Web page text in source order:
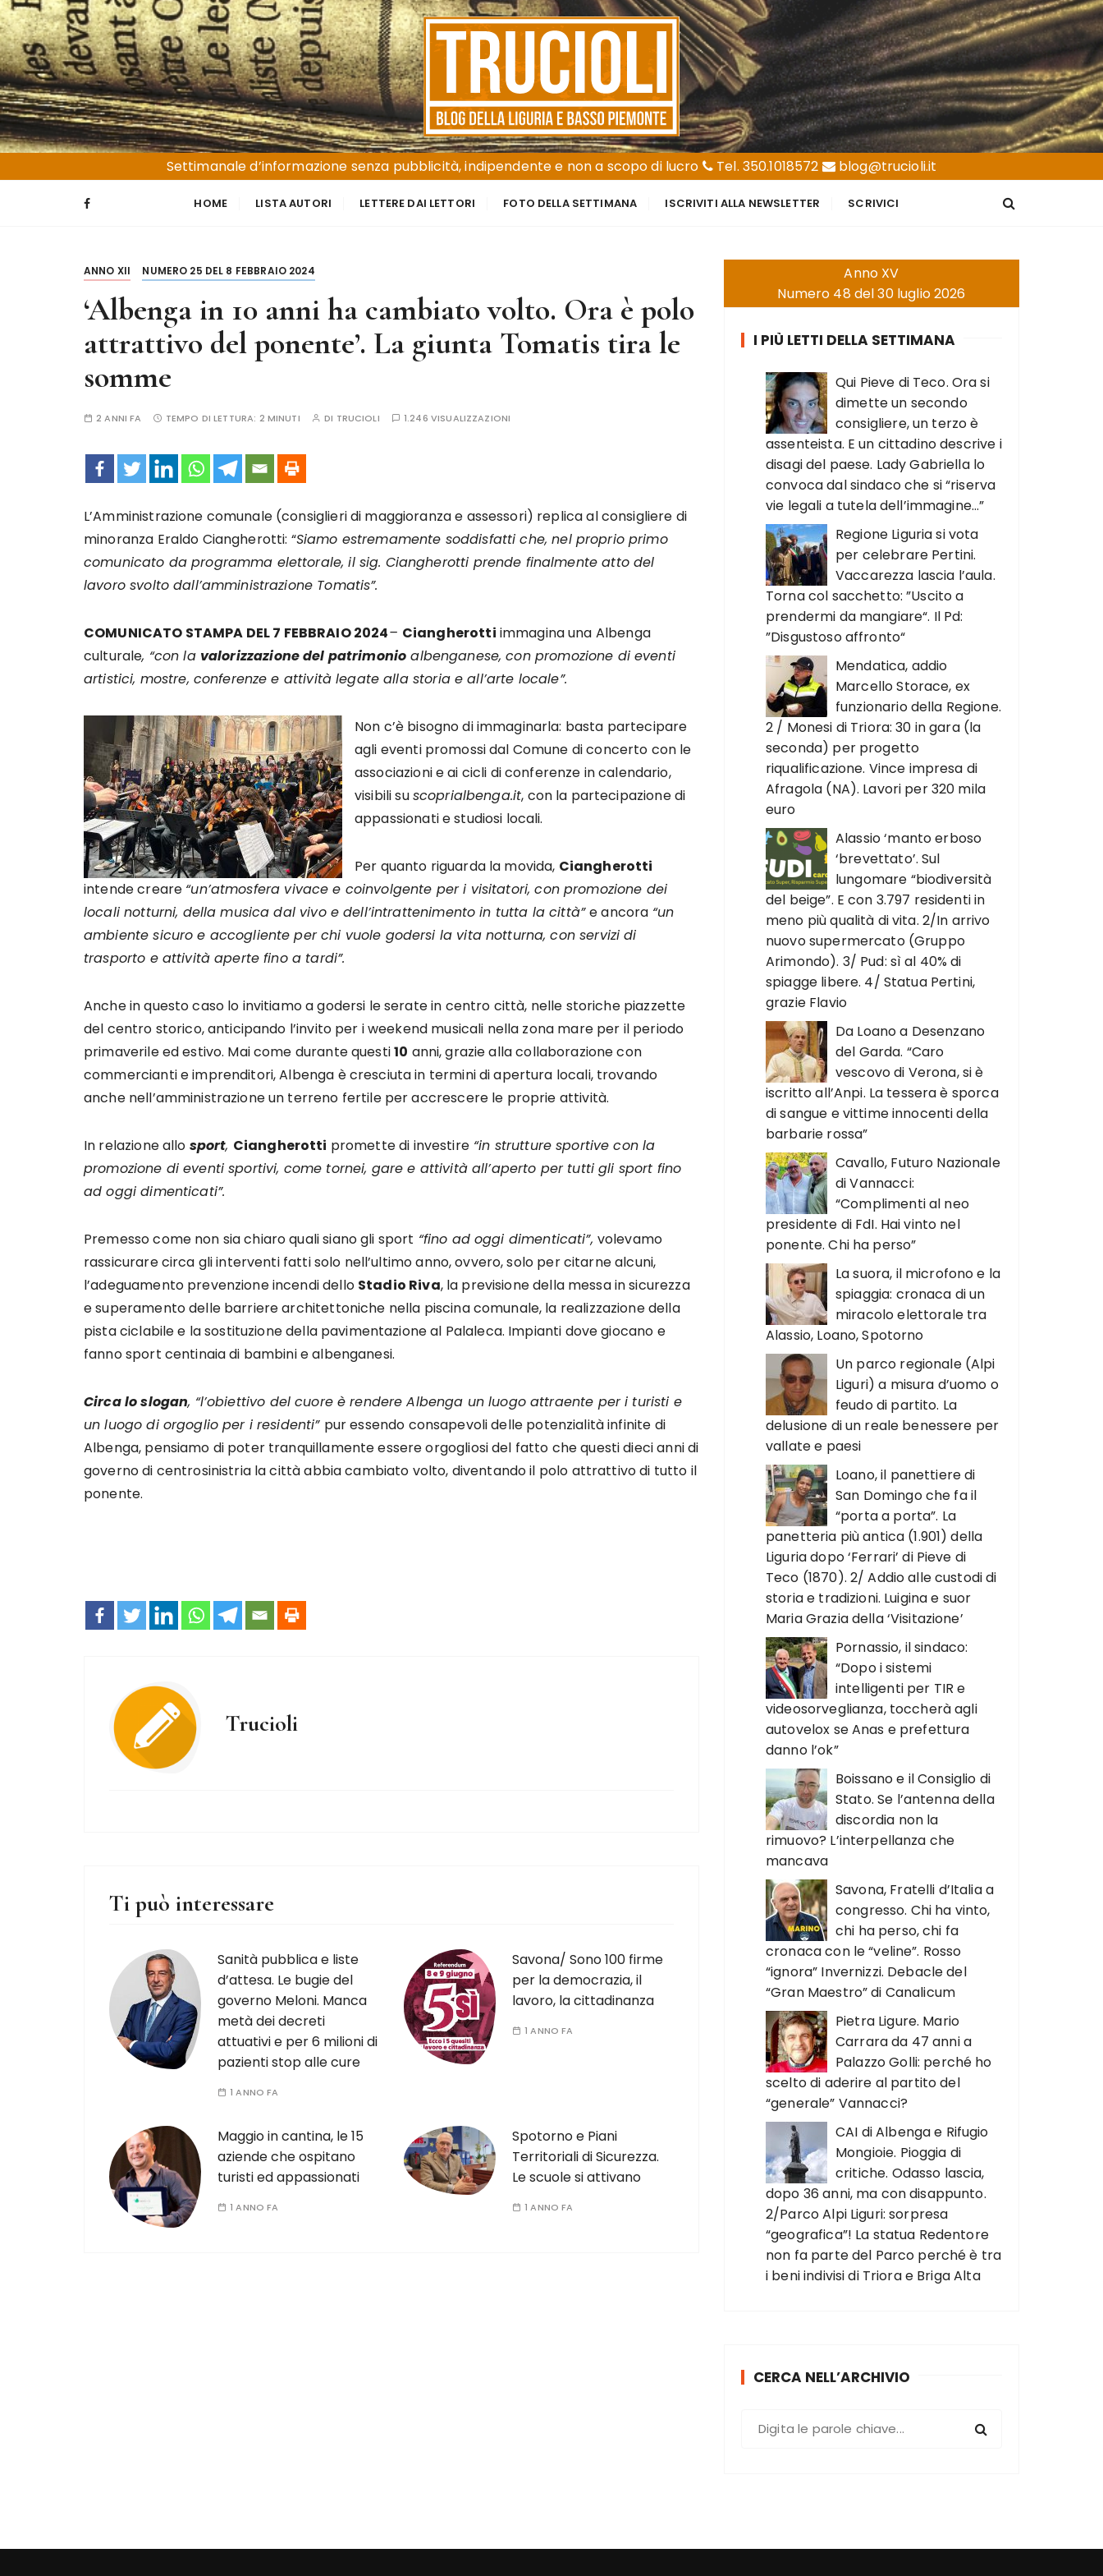
S
a
l
t
a
a
l
c
Trucioli
Liguria e Basso Piemonte
Settimanale d’informazione senza pubblicità, indipendente e non a scopo di lucro
Tel. 350.1018572 blog@trucioli.it
HOME LISTA AUTORI LETTERE DAI LETTORI FOTO DELLA SETTIMANA ISCRIVITI ALLA NEWSLETTER SCRIVICI
ANNO XII NUMERO 25 DEL 8 FEBBRAIO 2024
‘Albenga in 10 anni ha cambiato volto. Ora è polo
attrattivo del ponente’. La giunta Tomatis tira le
somme
2 ANNI FA TEMPO DI LETTURA: 2 MINUTI DI TRUCIOLI 1.246 VISUALIZZAZIONI
L’Amministrazione comunale (consiglieri di maggioranza e assessori) replica al consigliere di
minoranza Eraldo Ciangherotti: “Siamo estremamente soddisfatti che, nel proprio primo
comunicato da programma elettorale, il sig. Ciangherotti prende finalmente atto del
lavoro svolto dall’amministrazione Tomatis”.
COMUNICATO STAMPA DEL 7 FEBBRAIO 2024– Ciangherotti immagina una Albenga
culturale, “con la valorizzazione del patrimonio albenganese, con promozione di eventi
artistici, mostre, conferenze e attività legate alla storia e all’arte locale”.
Non c’è bisogno di immaginarla: basta partecipare
agli eventi promossi dal Comune di concerto con le
associazioni e ai cicli di conferenze in calendario,
visibili suscoprialbenga.it, con la partecipazione di
appassionati e studiosi locali.
Per quanto riguarda la movida, Ciangherotti
intende creare “un’atmosfera vivace e coinvolgente per i visitatori, con promozione dei
locali notturni, della musica dal vivo e dell’intrattenimento in tutta la città”e ancora “un
ambiente sicuro e accogliente per chi vuole godersi la vita notturna, con servizi di
trasporto e attività aperte fino a tardi”.
Anche in questo caso lo invitiamo a godersi le serate in centro città, nelle storiche piazzette
del centro storico, anticipando l’invito per i weekend musicali nella zona mare per il periodo
primaverile ed estivo. Mai come durante questi10 anni, grazie alla collaborazione con
commercianti e imprenditori, Albenga è cresciuta in termini di apertura locali, trovando
anche nell’amministrazione un terreno fertile per accrescere le proprie attività.
In relazione allo sport, Ciangherotti promette di investire“in strutture sportive con la
promozione di eventi sportivi, come tornei, gare e attività all’aperto per tutti gli sport fino
ad oggi dimenticati”.
Premesso come non sia chiaro quali siano gli sport “fino ad oggi dimenticati”, volevamo
rassicurare circa gli interventi fatti solo nell’ultimo anno, ovvero, solo per citarne alcuni,
l’adeguamento prevenzione incendi dello Stadio Riva, la previsione della messa in sicurezza
e superamento delle barriere architettoniche nella piscina comunale, la realizzazione della
pista ciclabile e la sostituzione della pavimentazione al Palaleca. Impianti dove giocano e
fanno sport centinaia di bambini e albenganesi.
Circa lo slogan, “l’obiettivo del cuore è rendere Albenga un luogo attraente per i turisti e
un luogo di orgoglio per i residenti” pur essendo consapevoli delle potenzialità infinite di
Albenga, pensiamo di poter tranquillamente essere orgogliosi del fatto che questi dieci anni di
governo di centrosinistria la città abbia cambiato volto, diventando il polo attrattivo di tutto il
ponente.
Trucioli
Ti può interessare
Sanità pubblica e liste
d’attesa. Le bugie del
governo Meloni. Manca
metà dei decreti
attuativi e per 6 milioni di
pazienti stop alle cure
1 ANNO FA
Savona/ Sono 100 firme
per la democrazia, il
lavoro, la cittadinanza
1 ANNO FA
Maggio in cantina, le 15
aziende che ospitano
turisti ed appassionati
1 ANNO FA
Spotorno e Piani
Territoriali di Sicurezza.
Le scuole si attivano
1 ANNO FA
Anno XV
Numero 48 del 30 luglio 2026
I PIÙ LETTI DELLA SETTIMANA
Qui Pieve di Teco. Ora si
dimette un secondo
consigliere, un terzo è
assenteista. E un cittadino descrive i
disagi del paese. Lady Gabriella lo
convoca dal sindaco che si “riserva
vie legali a tutela dell’immagine…”
Regione Liguria si vota
per celebrare Pertini.
Vaccarezza lascia l’aula.
Torna col sacchetto: ”Uscito a
prendermi da mangiare“. Il Pd:
”Disgustoso affronto“
Mendatica, addio
Marcello Storace, ex
funzionario della Regione.
2 / Monesi di Triora: 30 in gara (la
seconda) per progetto
riqualificazione. Vince impresa di
Afragola (NA). Lavori per 320 mila
euro
Alassio ‘manto erboso
‘brevettato’. Sul
lungomare “biodiversità
del beige”. E con 3.797 residenti in
meno più qualità di vita. 2/In arrivo
nuovo supermercato (Gruppo
Arimondo). 3/ Pud: sì al 40% di
spiagge libere. 4/ Statua Pertini,
grazie Flavio
Da Loano a Desenzano
del Garda. “Caro
vescovo di Verona, si è
iscritto all’Anpi. La tessera è sporca
di sangue e vittime innocenti della
barbarie rossa”
Cavallo, Futuro Nazionale
di Vannacci:
“Complimenti al neo
presidente di FdI. Hai vinto nel
ponente. Chi ha perso”
La suora, il microfono e la
spiaggia: cronaca di un
miracolo elettorale tra
Alassio, Loano, Spotorno
Un parco regionale (Alpi
Liguri) a misura d’uomo o
feudo di partito. La
delusione di un reale benessere per
vallate e paesi
Loano, il panettiere di
San Domingo che fa il
“porta a porta”. La
panetteria più antica (1.901) della
Liguria dopo ‘Ferrari’ di Pieve di
Teco (1870). 2/ Addio alle custodi di
storia e tradizioni. Luigina e suor
Maria Grazia della ‘Visitazione’
Pornassio, il sindaco:
“Dopo i sistemi
intelligenti per TIR e
videosorveglianza, toccherà agli
autovelox se Anas e prefettura
danno l’ok”
Boissano e il Consiglio di
Stato. Se l’antenna della
discordia non la
rimuovo? L’interpellanza che
mancava
Savona, Fratelli d’Italia a
congresso. Chi ha vinto,
chi ha perso, chi fa
cronaca con le “veline”. Rosso
“ignora” Invernizzi. Debacle del
“Gran Maestro” di Canalicum
Pietra Ligure. Mario
Carrara da 47 anni a
Palazzo Golli: perché ho
scelto di aderire al partito del
“generale” Vannacci?
CAI di Albenga e Rifugio
Mongioie. Pioggia di
critiche. Odasso lascia,
dopo 36 anni, ma con disappunto.
2/Parco Alpi Liguri: sorpresa
“geografica”! La statua Redentore
non fa parte del Parco perché è tra
i beni indivisi di Triora e Briga Alta
CERCA NELL’ARCHIVIO